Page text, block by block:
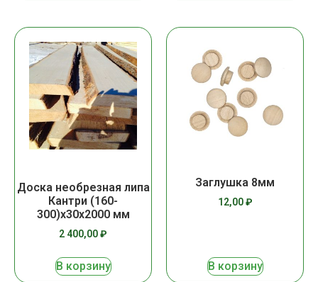
Доска необрезная липа
Кантри (160-
300)х30х2000 мм
2 400,00₽
В корзину
Заглушка 8мм
12,00₽
В корзину